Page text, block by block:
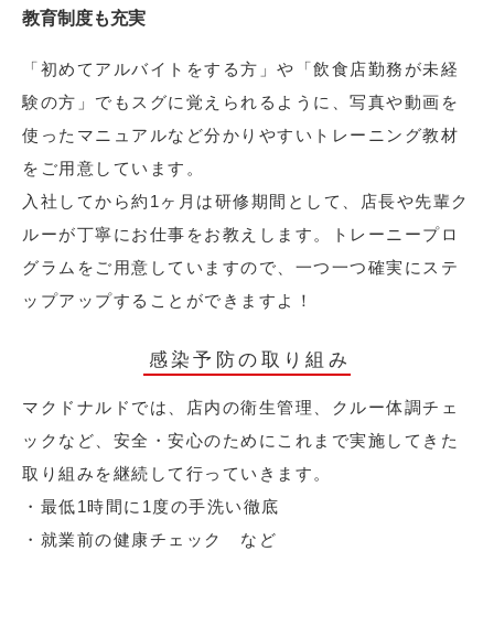
教育制度も充実
「初めてアルバイトをする方」や「飲食店勤務が未経
験の方」でもスグに覚えられるように、写真や動画を
使ったマニュアルなど分かりやすいトレーニング教材
をご用意しています。
入社してから約1ヶ月は研修期間として、店長や先輩ク
ルーが丁寧にお仕事をお教えします。トレーニープロ
グラムをご用意していますので、一つ一つ確実にステ
ップアップすることができますよ！
感染予防の取り組み
マクドナルドでは、店内の衛生管理、クルー体調チェ
ックなど、安全・安心のためにこれまで実施してきた
取り組みを継続して行っていきます。
・最低1時間に1度の手洗い徹底
・就業前の健康チェック など